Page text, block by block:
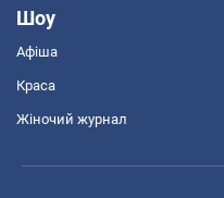
Шоу
Афіша
Краса
Жіночий журнал